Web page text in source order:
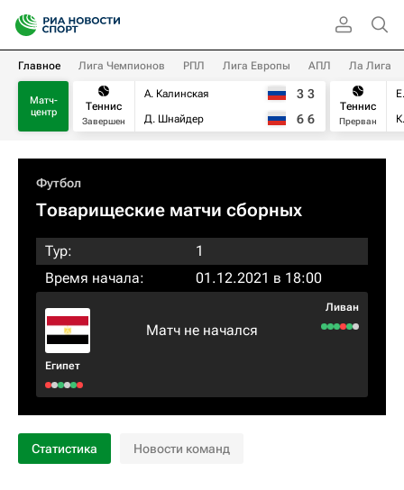
Главное Лига Чемпионов РПЛ Лига Европы АПЛ Ла Лига
Матч-
центр
Теннис
Завершен
А. Калинская
Д. Шнайдер
3 3
6 6
Теннис
Прерван
Футбол
Товарищеские матчи сборных
Тур:
1
Время начала:
01.12.2021 в 18:00
Египет
Матч не начался
Ливан
Статистика Новости команд